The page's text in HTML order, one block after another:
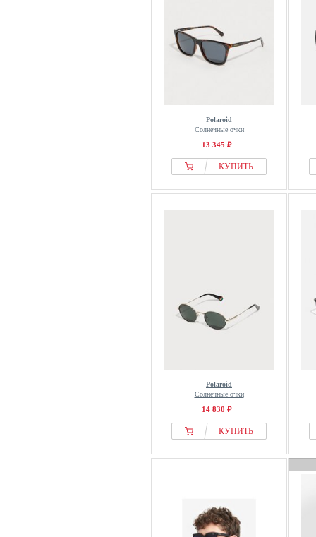
Polaroid
Солнечные очки
13 345 ₽
КУПИТЬ
Polaroid
Солнечные очки
14 830 ₽
КУПИТЬ